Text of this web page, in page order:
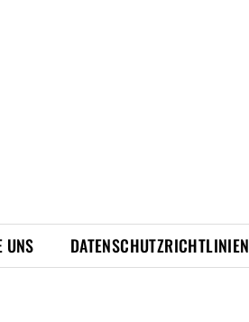
UNS DATENSCHUTZRICHTLINIEN